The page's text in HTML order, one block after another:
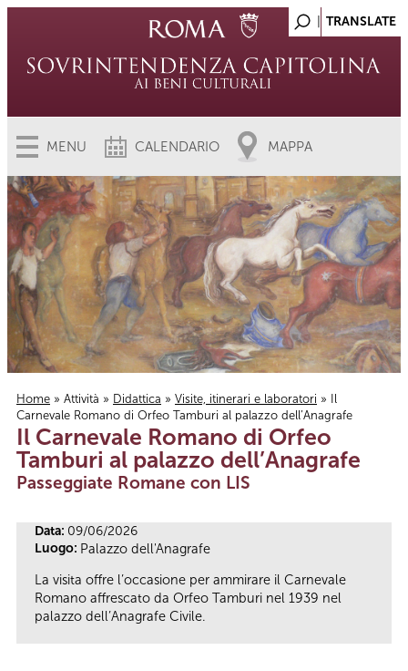
MENU CALENDARIO MAPPA
Tu sei qui
Home » Attività » Didattica » Visite, itinerari e laboratori » Il
Carnevale Romano di Orfeo Tamburi al palazzo dell’Anagrafe
Il Carnevale Romano di Orfeo
Tamburi al palazzo dell’Anagrafe
Passeggiate Romane con LIS
Data: 09/06/2026
Luogo: Palazzo dell'Anagrafe
La visita offre l’occasione per ammirare il Carnevale
Romano affrescato da Orfeo Tamburi nel 1939 nel
palazzo dell’Anagrafe Civile.